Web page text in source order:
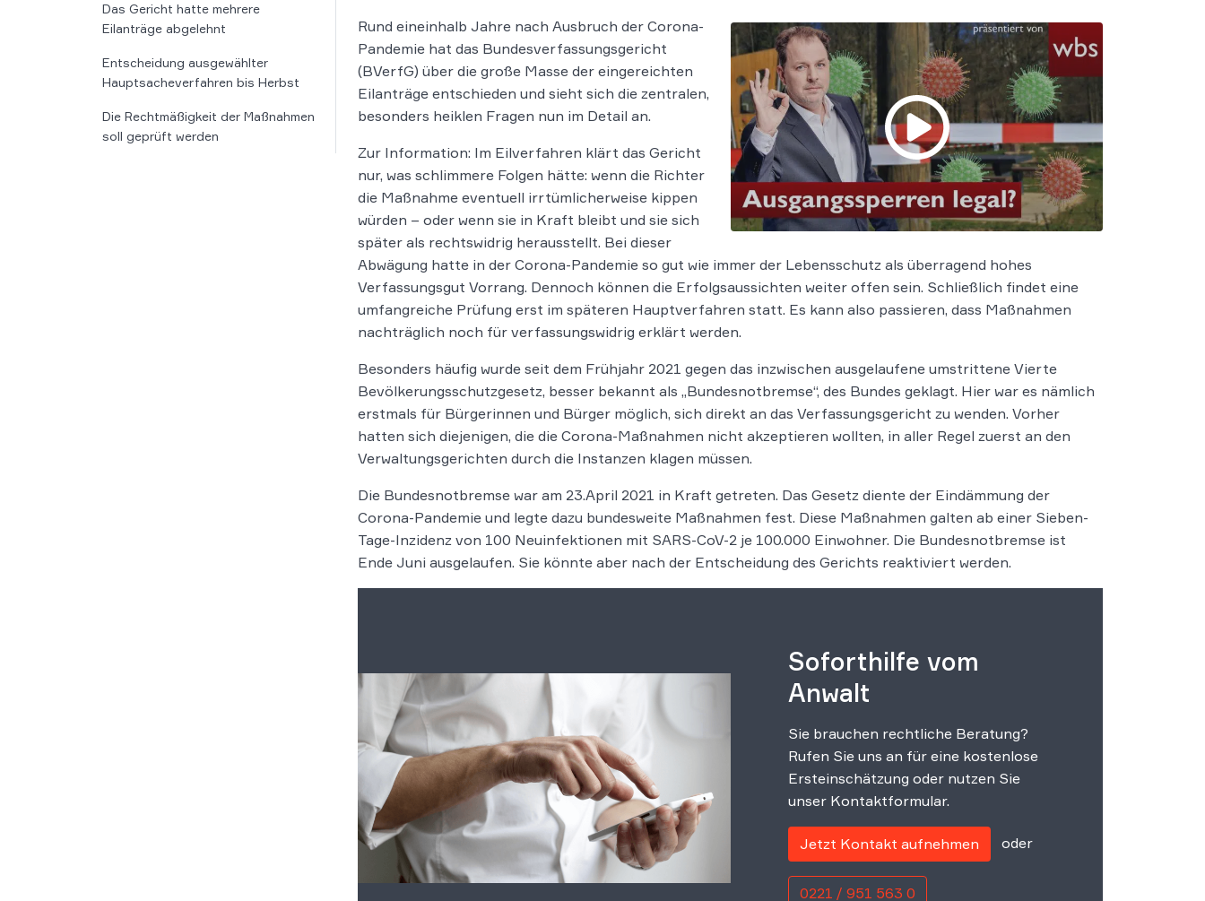
Das Gericht hatte mehrere
Eilanträge abgelehnt
Entscheidung ausgewählter
Hauptsacheverfahren bis Herbst
Die Rechtmäßigkeit der Maßnahmen
soll geprüft werden
Rund eineinhalb Jahre nach Ausbruch der Corona-
Pandemie hat das Bundesverfassungsgericht
(BVerfG) über die große Masse der eingereichten
Eilanträge entschieden und sieht sich die zentralen,
besonders heiklen Fragen nun im Detail an.
Zur Information: Im Eilverfahren klärt das Gericht
nur, was schlimmere Folgen hätte: wenn die Richter
die Maßnahme eventuell irrtümlicherweise kippen
würden – oder wenn sie in Kraft bleibt und sie sich
später als rechtswidrig herausstellt. Bei dieser
Abwägung hatte in der Corona-Pandemie so gut wie immer der Lebensschutz als überragend hohes
Verfassungsgut Vorrang. Dennoch können die Erfolgsaussichten weiter offen sein. Schließlich findet eine
umfangreiche Prüfung erst im späteren Hauptverfahren statt. Es kann also passieren, dass Maßnahmen
nachträglich noch für verfassungswidrig erklärt werden.
Besonders häufig wurde seit dem Frühjahr 2021 gegen das inzwischen ausgelaufene umstrittene Vierte
Bevölkerungsschutzgesetz, besser bekannt als „Bundesnotbremse“, des Bundes geklagt. Hier war es nämlich
erstmals für Bürgerinnen und Bürger möglich, sich direkt an das Verfassungsgericht zu wenden. Vorher
hatten sich diejenigen, die die Corona-Maßnahmen nicht akzeptieren wollten, in aller Regel zuerst an den
Verwaltungsgerichten durch die Instanzen klagen müssen.
Die Bundesnotbremse war am 23.April 2021 in Kraft getreten. Das Gesetz diente der Eindämmung der
Corona-Pandemie und legte dazu bundesweite Maßnahmen fest. Diese Maßnahmen galten ab einer Sieben-
Tage-Inzidenz von 100 Neuinfektionen mit SARS-CoV-2 je 100.000 Einwohner. Die Bundesnotbremse ist
Ende Juni ausgelaufen. Sie könnte aber nach der Entscheidung des Gerichts reaktiviert werden.
Soforthilfe vom
Anwalt
Sie brauchen rechtliche Beratung?
Rufen Sie uns an für eine kostenlose
Ersteinschätzung oder nutzen Sie
unser Kontaktformular.
Jetzt Kontakt aufnehmen oder
0221 / 951 563 0